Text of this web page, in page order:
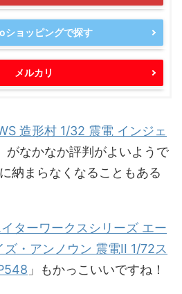
ショッピングで探す
メルカリ
造形村 1/32 震電 インジェ
がなかなか評判がよいようで
納まらなくなることもある
ターワークスシリーズ エー
・アンノウン 震電II 1/72ス
」もかっこいいですね！